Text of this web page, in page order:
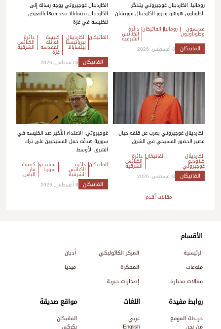
رومانيا، الكاردينال غوجيروتي يتذكّر
الطوباوي هوسّو ويزور الكاردينال موريشان
قديسون
وطوباويون
رومانيا الفاتيكان دائرة
الكنائس
الشرقية
الفاتيكان 8 أغسطس, 2026
الكاردينال غوجيروتي يوجه رسالة إلى
الكاردينال بيتسابالا يندد فيها بالتعرض
للكنيسة في غزة
الفاتيكان الكاردينال
بيرباتيستا
بيتسابالا
كنيسة
العائلة
المقدسة
غزة
دائرة
الكنائس
الشرقية
الفاتيكان 8 أغسطس, 2026
الكاردينال غوجيروتي يعرب عن قلقه حيال
مصير الحضور المسيحي في الشرق
الكاردينال
كلاوديو
غوجيروتي
الفاتيكان دائرة
الكنائس
الشرقية
الفاتيكان 8 أغسطس, 2026
غوجيروتي: الاعتداء الأخير ضد الكنيسة في
سورية هدفُه حمل المسيحيين على ترك
الشرق الأوسط
الفاتيكان دائرة
الكنائس
الشرقية
مسيحيو
سوريا
كنيسة
مار
الياس
الفاتيكان 8 أغسطس, 2026
مقالات أقدم
الأقسام
الرئيسية المركز الكاثوليكي
أديان
منوعات
المفكرة
ميديا
مقالات مختارة
إصدارات حبرية
روابط مفيدة
خريطة الموقع
من نحن
اللغات
عربي
English
مواقع صديقة
الفاتيكان
بكركي